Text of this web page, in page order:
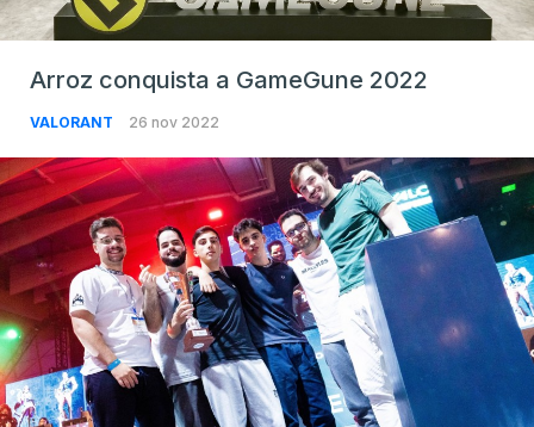
Arroz conquista a GameGune 2022
VALORANT 26 nov 2022